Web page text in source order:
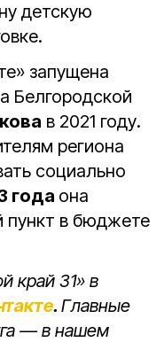
детскую
запущена
Белгородской
в 2021 году.
региона
социально
года она
пункт в бюджете
край 31» в
. Главные
— в нашем